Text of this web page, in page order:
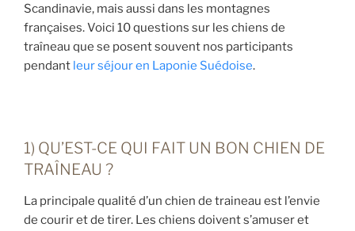
Scandinavie, mais aussi dans les montagnes
françaises. Voici 10 questions sur les chiens de
traîneau que se posent souvent nos participants
pendant leur séjour en Laponie Suédoise.
1) QU’EST-CE QUI FAIT UN BON CHIEN DE
TRAÎNEAU ?
La principale qualité d’un chien de traineau est l’envie
de courir et de tirer. Les chiens doivent s’amuser et